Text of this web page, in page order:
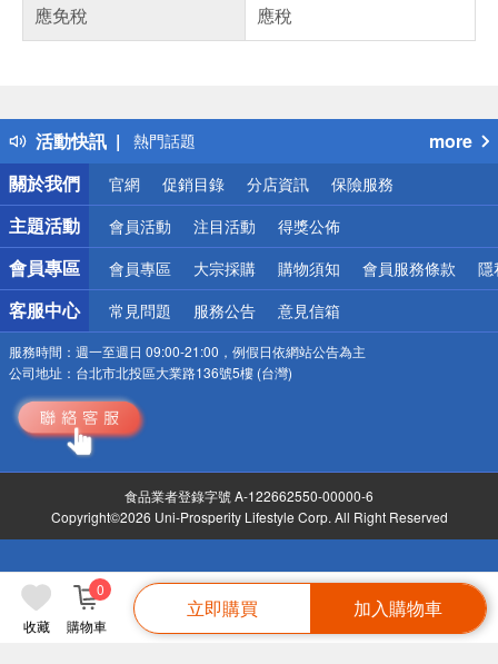
收藏 購物車
0
立即購買 加入購物車
應免稅
應稅
活動快訊
得獎公告
熱門話題
銀行優惠
偏遠地區配送
詐騙網頁！請小心！
more
關於我們
官網 促銷目錄 分店資訊 保險服務
主題活動 會員活動 注目活動 得獎公佈
會員專區 會員專區 大宗採購 購物須知 會員服務條款 隱
客服中心 常見問題 服務公告 意見信箱
服務時間： 週一至週日 09:00-21:00，例假日依網站公告為主
公司地址： 台北市北投區大業路136號5樓 (台灣)
食品業者登錄字號 A-122662550-00000-6
Copyright©2026 Uni-Prosperity Lifestyle Corp. All Right Reserved